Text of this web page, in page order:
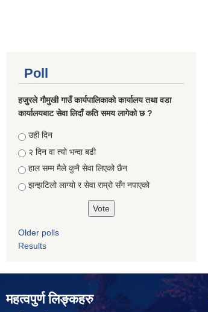
Poll
हजुरले गौमुखी गाउँ कार्यपालिकाको कार्यालय तथा वडा
कार्यालयबाट सेवा लिदाँ कति समय लागेको छ ?
Choices
उही दिन
२ दिन वा त्यो भन्दा बढी
हाल सम्म मैले कुनै सेवा लिएको छैन
झन्झटिलो लाग्यो र सेवा राम्रो सँग नपाएको
Older polls
Results
महत्वपुर्ण लिङ्कहरु